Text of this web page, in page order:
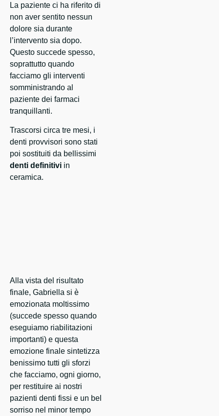
La paziente ci ha riferito di
non aver sentito nessun
dolore sia durante
l’intervento sia dopo.
Questo succede spesso,
soprattutto quando
facciamo gli interventi
somministrando al
paziente dei farmaci
tranquillanti.
Trascorsi circa tre mesi, i
denti provvisori sono stati
poi sostituiti da bellissimi
denti definitivi in
ceramica.
Alla vista del risultato
finale, Gabriella si è
emozionata moltissimo
(succede spesso quando
eseguiamo riabilitazioni
importanti) e questa
emozione finale sintetizza
benissimo tutti gli sforzi
che facciamo, ogni giorno,
per restituire ai nostri
pazienti denti fissi e un bel
sorriso nel minor tempo